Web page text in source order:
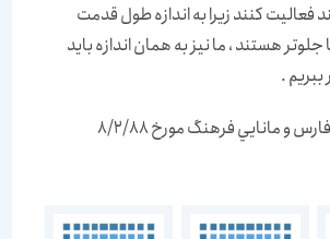
فعالیت کنند زیرا به اندازه طول قدمت
ما جلوتر هستند ، ما نیز به همان اندازه باید
.
مانايي فرهنگ مورخ 8/2/88